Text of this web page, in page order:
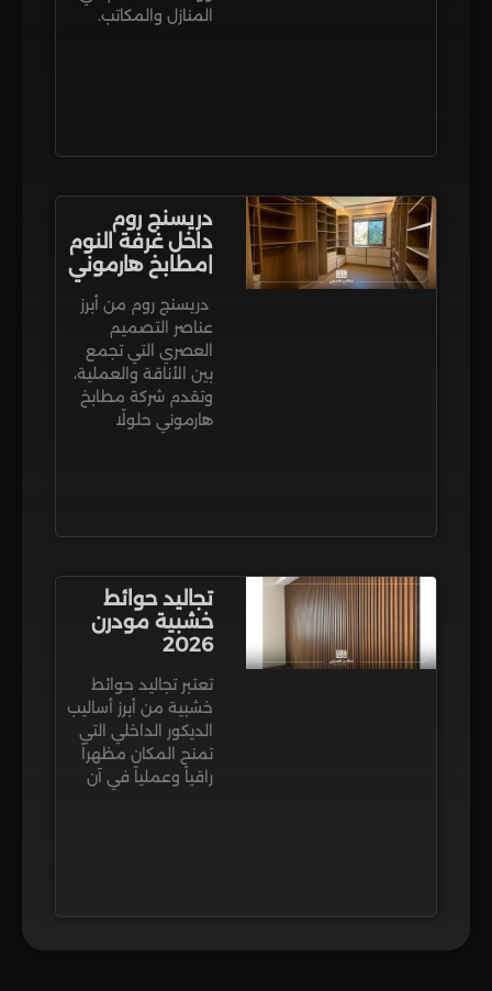
المنازل والمكاتب.
دريسنج روم
داخل غرفة النوم​
|مطابخ هارموني
دريسنج روم من أبرز
عناصر التصميم
العصري التي تجمع
بين الأناقة والعملية،
وتقدم شركة مطابخ
هارموني حلولًا
تجاليد حوائط
خشبية مودرن
2026
تعتبر تجاليد حوائط
خشبية من أبرز أساليب
الديكور الداخلي التي
تمنح المكان مظهراً
راقياً وعملياً في آن